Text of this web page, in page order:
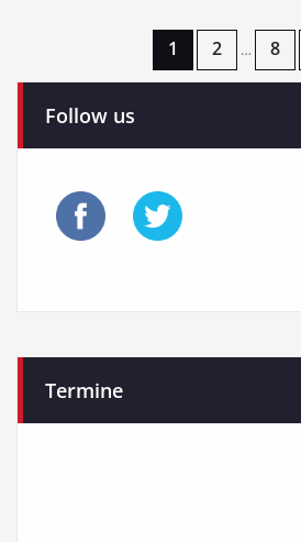
Seitennummerierung
Beiträge
1 2 … 8
Follow us
Termine